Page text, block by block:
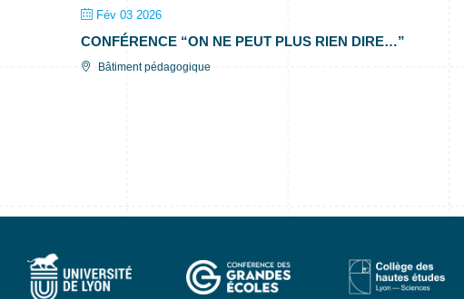
Fév 03 2026
CONFÉRENCE “ON NE PEUT PLUS RIEN DIRE…”
Bâtiment pédagogique